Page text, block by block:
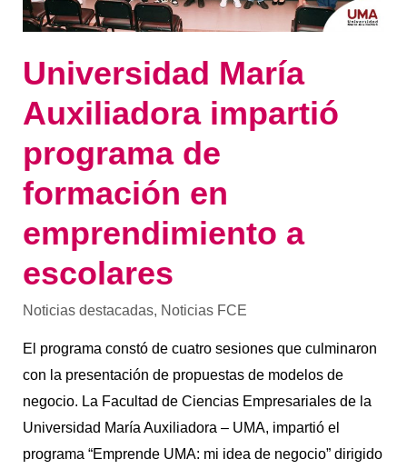
Universidad María
Auxiliadora impartió
programa de
formación en
emprendimiento a
escolares
Noticias destacadas, Noticias FCE
El programa constó de cuatro sesiones que culminaron
con la presentación de propuestas de modelos de
negocio. La Facultad de Ciencias Empresariales de la
Universidad María Auxiliadora – UMA, impartió el
programa “Emprende UMA: mi idea de negocio” dirigido